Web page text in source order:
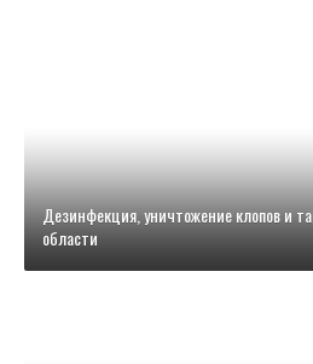
Дезинфекция, уничтожение клопов и
области